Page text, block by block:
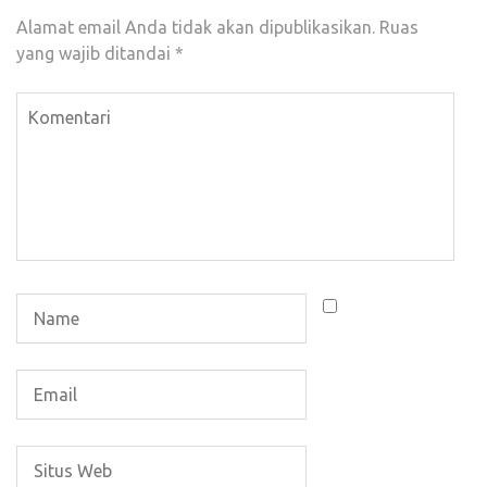
Alamat email Anda tidak akan dipublikasikan. Ruas
yang wajib ditandai *